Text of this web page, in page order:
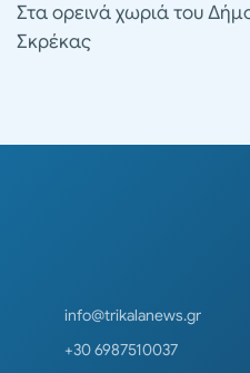
Στα ορεινά χωριά του
Σκρέκας
info@trikalanews.gr
+30 6987510037